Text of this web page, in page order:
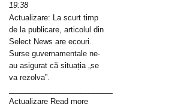
19:38
Actualizare: La scurt timp
de la publicare, articolul din
Select News are ecouri.
Surse guvernamentale ne-
au asigurat că situația „se
va rezolva”.
Actualizare Read more